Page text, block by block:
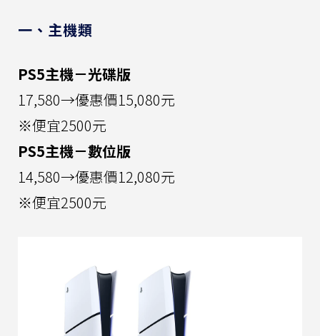
一、主機類
PS5主機－光碟版
17,580→優惠價15,080元
※便宜2500元
PS5主機－數位版
14,580→優惠價12,080元
※便宜2500元